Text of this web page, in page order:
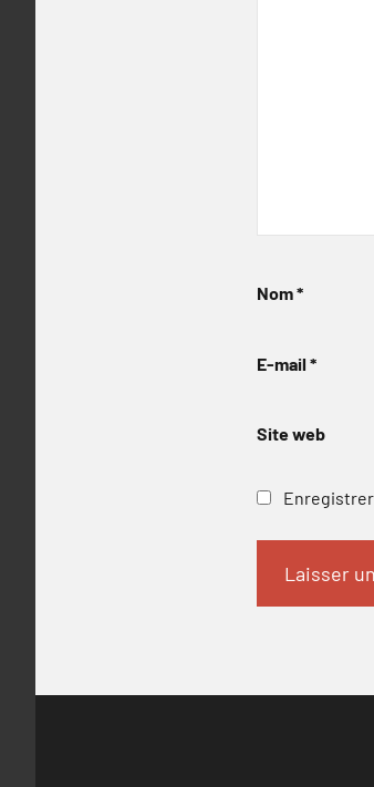
Nom*
E-mail *
Site web